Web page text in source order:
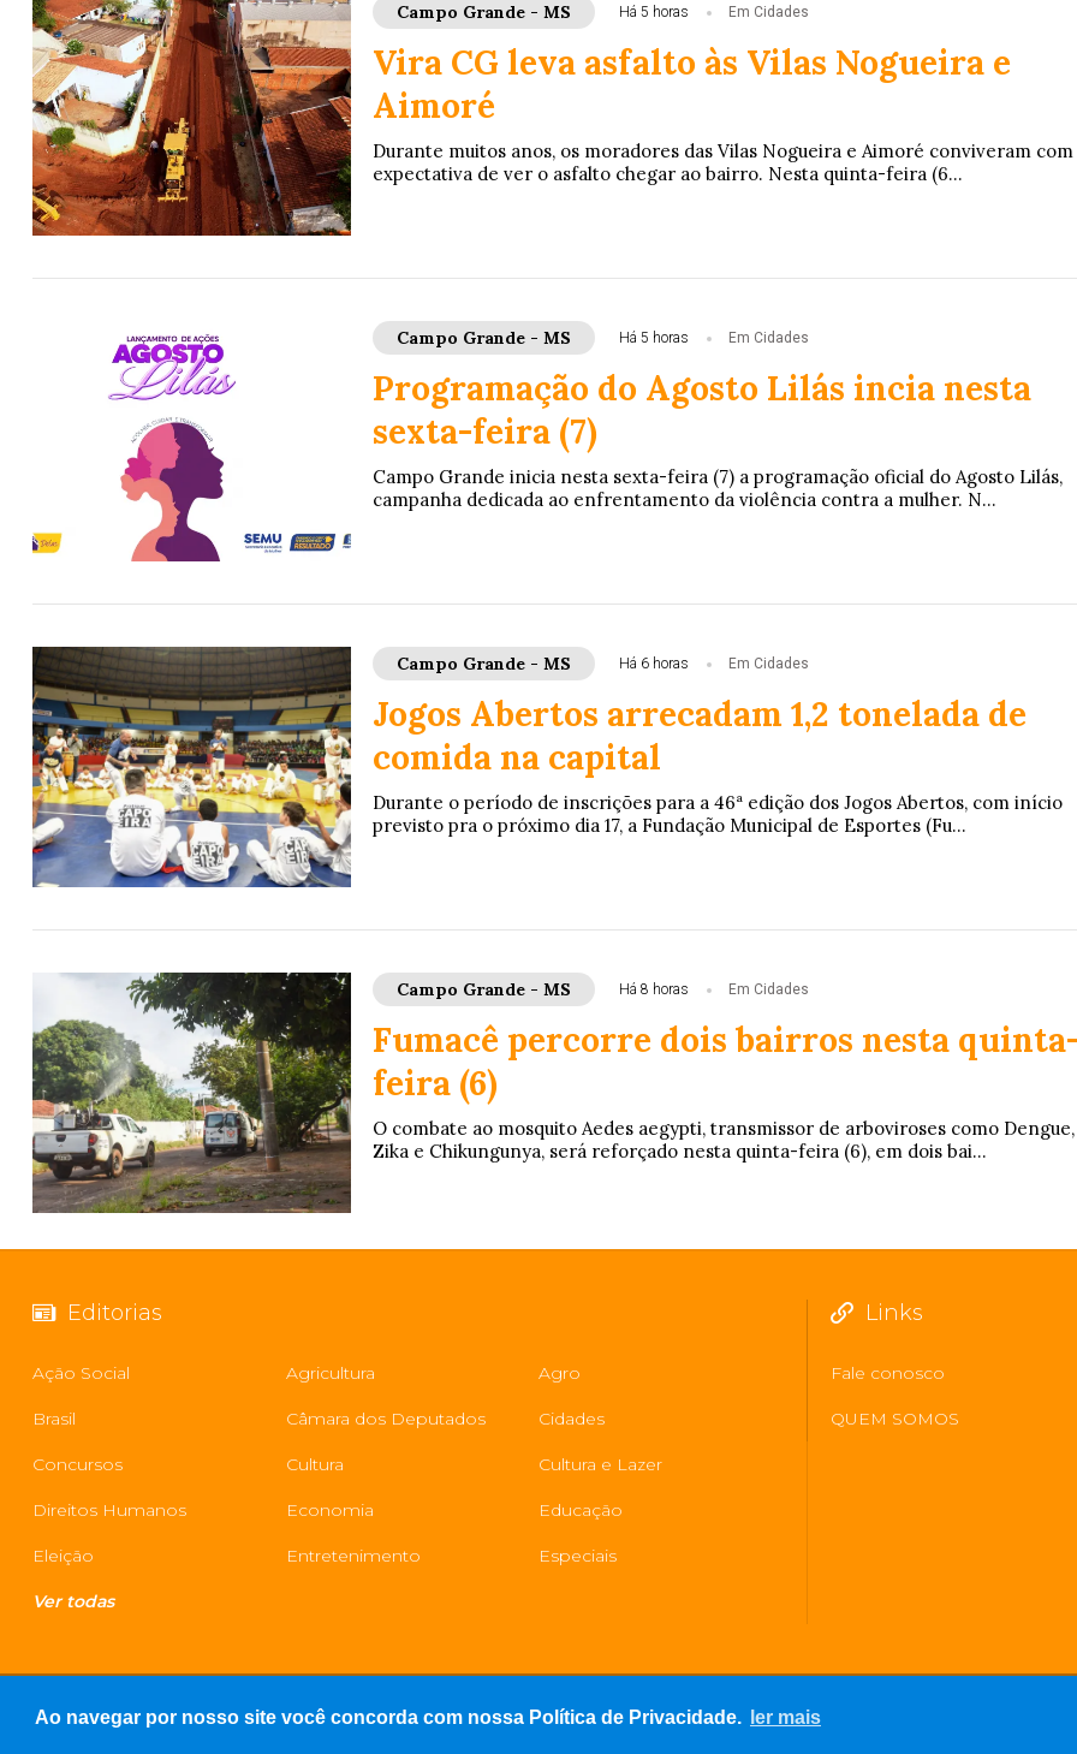
Ao navegar por nosso site você concorda com nossa Política de Privacidade. ler mais
Campo Grande - MS Há 5 horas Em Cidades
Vira CG leva asfalto às Vilas Nogueira e
Aimoré
Durante muitos anos, os moradores das Vilas Nogueira e Aimoré conviveram com
expectativa de ver o asfalto chegar ao bairro. Nesta quinta-feira (6...
Campo Grande - MS Há 5 horas Em Cidades
Programação do Agosto Lilás incia nesta
sexta-feira (7)
Campo Grande inicia nesta sexta-feira (7) a programação oficial do Agosto Lilás,
campanha dedicada ao enfrentamento da violência contra a mulher. N...
Campo Grande - MS Há 6 horas Em Cidades
Jogos Abertos arrecadam 1,2 tonelada de
comida na capital
Durante o período de inscrições para a 46ª edição dos Jogos Abertos, com início
previsto pra o próximo dia 17, a Fundação Municipal de Esportes (Fu...
Campo Grande - MS Há 8 horas Em Cidades
Fumacê percorre dois bairros nesta
feira (6)
O combate ao mosquito Aedes aegypti, transmissor de arboviroses como Dengue,
Zika e Chikungunya, será reforçado nesta quinta-feira (6), em dois bai...
Editorias
Ação Social Agricultura Agro
Brasil Câmara dos Deputados Cidades
Concursos Cultura Cultura e Lazer
Direitos Humanos Economia Educação
Eleição Entretenimento Especiais
Ver todas
Links
Fale conosco
QUEM SOMOS
© Copyright 2026 - WK Notícias - Todos os direitos reservados